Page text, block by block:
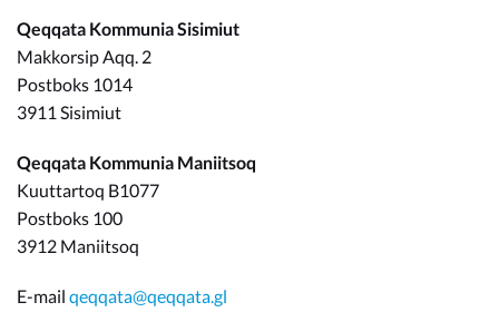
Qeqqata Kommunia Sisimiut
Makkorsip Aqq. 2
Postboks 1014
3911 Sisimiut
Qeqqata Kommunia Maniitsoq
Kuuttartoq B1077
Postboks 100
3912 Maniitsoq
E-mail qeqqata@qeqqata.gl